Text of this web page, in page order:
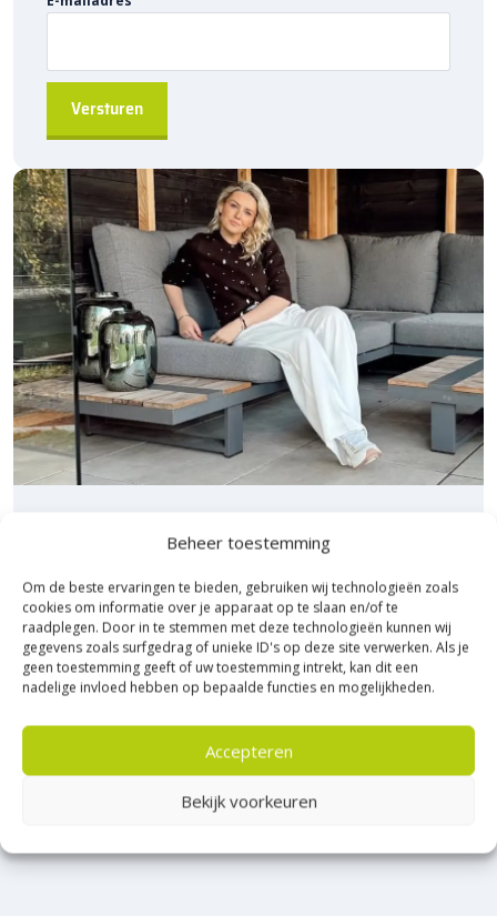
Beheer toestemming
Om de beste ervaringen te bieden, gebruiken wij technologieën zoals
cookies om informatie over je apparaat op te slaan en/of te
raadplegen. Door in te stemmen met deze technologieën kunnen wij
gegevens zoals surfgedrag of unieke ID's op deze site verwerken. Als je
geen toestemming geeft of uw toestemming intrekt, kan dit een
nadelige invloed hebben op bepaalde functies en mogelijkheden.
Accepteren
Bekijk voorkeuren
Waarom Kiezen voor Kijlstra Gazonbanden?
Duurzaam en robuust
Gemakkelijk te installeren
Direct leverbaar, altijd snel beschikbaar uit de fabriek
Geschikt voor een breed scala aan toepassingen
, van
tuinen tot grotere infra-projecten
A-kwaliteit producten , rechtstreeks geleverd door Kijlstra
B.V.
Kijlstra Gazonband 10×20 Bocht R=1 Uitwendigis een
betrouwbare keuze voor uw bestratingsprojecten. Bestel nu via
sierbestratingsmarkt.comen maak uw project compleet met
de kwaliteit die Kijlstra biedt!
Bijna het gehele Kijlstra assortiment vind je in het
prachtige Heerde.
★ 2.500m² Experience Centre XXL in Heerde!
Kom gezellig langs!